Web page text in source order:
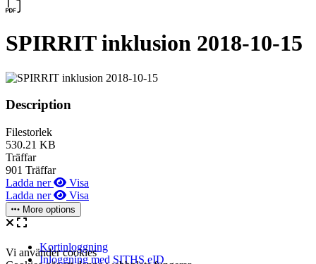
SPIRRIT inklusion 2018-10-15
Description
Filestorlek
530.21 KB
Träffar
901 Träffar
Ladda ner
Visa
Ladda ner
Visa
More options